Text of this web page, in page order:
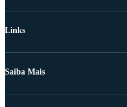
Links
Saiba Mais